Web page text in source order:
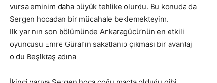
vursa eminim daha büyük tehlike olurdu. Bu konuda da
Sergen hocadan bir müdahale beklemekteyim.
İlk yarının son bölümünde Ankaragücü’nün en etkili
oyuncusu Emre Güral’ın sakatlanıp çıkması bir avantaj
oldu Beşiktaş adına.